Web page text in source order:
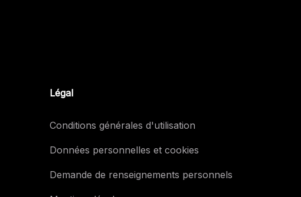
Légal
Conditions générales d'utilisation
Données personnelles et cookies
Demande de renseignements personnels